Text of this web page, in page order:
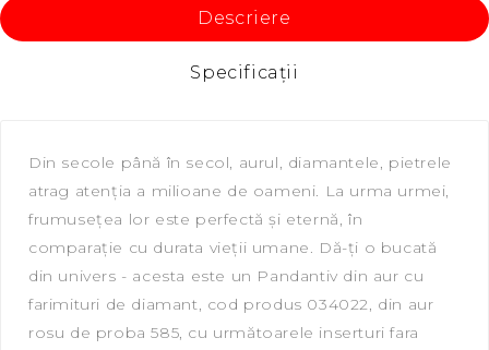
Descriere
Specificaţii
Din secole până în secol, aurul, diamantele, pietrele
atrag atenția a milioane de oameni. La urma urmei,
frumusețea lor este perfectă și eternă, în
comparație cu durata vieții umane. Dă-ți o bucată
din univers - acesta este un Pandantiv din aur cu
farimituri de diamant, сod produs 034022, din aur
rosu de proba 585, cu următoarele inserturi fara